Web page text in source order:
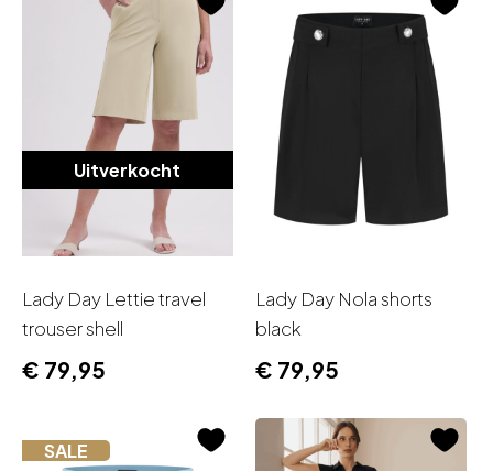
Uitverkocht
Lady Day Lettie travel
trouser shell
€ 79,95
Lady Day Nola shorts
black
€ 79,95
SALE